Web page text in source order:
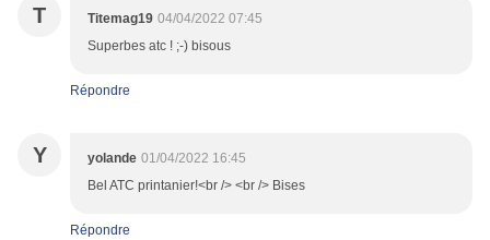
T Titemag19 04/04/2022 07:45
Superbes atc ! ;-) bisous
Répondre
Y yolande 01/04/2022 16:45
Bel ATC printanier!<br /> <br /> Bises
Répondre